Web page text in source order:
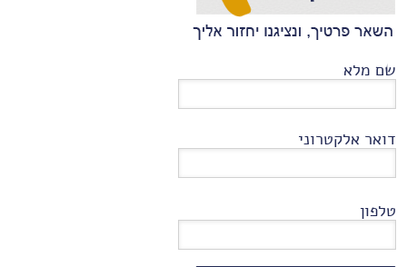
שם מלא
דואר אלקטרוני
טלפון